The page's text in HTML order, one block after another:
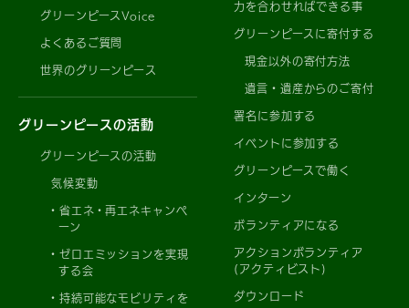
グリーンピースVoice
よくあるご質問
世界のグリーンピース
グリーンピースの活動
グリーンピースの活動
気候変動
省エネ・再エネキャンペ
ーン
ゼロエミッションを実現
する会
持続可能なモビリティを
力を合わせればできる事
グリーンピースに寄付する
現金以外の寄付方法
遺言・遺産からのご寄付
署名に参加する
イベントに参加する
グリーンピースで働く
インターン
ボランティアになる
アクションボランティア
(アクティビスト)
ダウンロード